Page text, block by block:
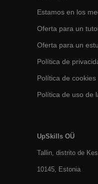
Estamos en los
Oferta para un
Oferta para un
Política de
Política de cookies
Política de uso de
UpSkills OÜ
Tallin, distrito de
10145, Estonia